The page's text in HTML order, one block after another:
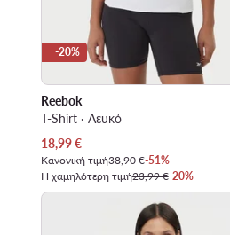
-20%
Reebok
T-Shirt · Λευκό
Τρέχουσα τιμή
18,99€
Κανονική τιμή38,90 €-51%
Η χαμηλότερη τιμή23,99 €-20%